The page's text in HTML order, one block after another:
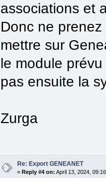
associations et
Donc ne
mettre sur
le module
pas ensuite la
Zurga
Re: Export GENEANET
« Reply #4 on: April 13, 2024,